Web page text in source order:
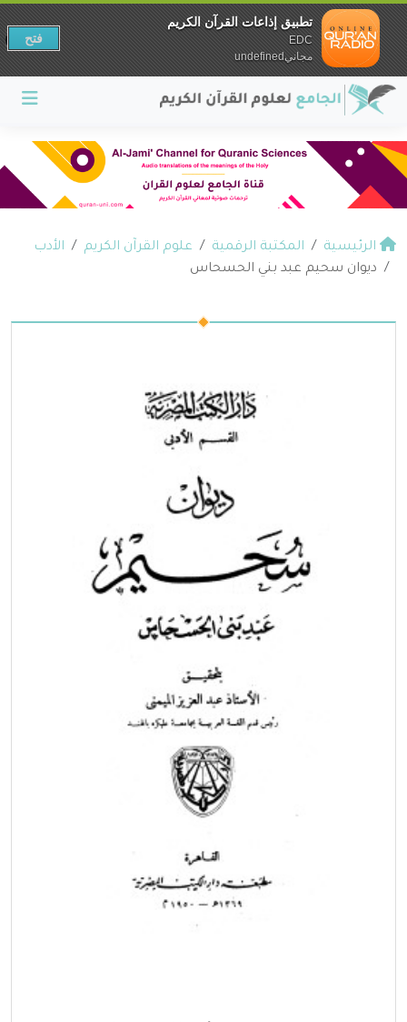
الرئيسية المكتبة الرقمية علوم القرآن الكريم
الأدب
ديوان سحيم عبد بني الحسحاس
تطبيق إذاعات القرآن الكريم
EDC
مجانيundefined
فتح